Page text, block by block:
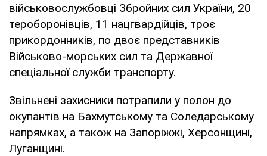
військовослужбовці Збройних сил України, 20
тероборонівців, 11 нацгвардійців, троє
прикордонників, по двоє представників
Військово-морських сил та Державної
спеціальної служби транспорту.
Звільнені захисники потрапили у полон до
окупантів на Бахмутському та Соледарському
напрямках, а також на Запоріжжі, Херсонщині,
Луганщині.